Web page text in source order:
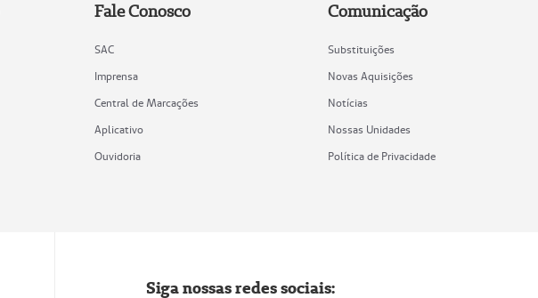
Fale Conosco
SAC
Imprensa
Central de Marcações
Aplicativo
Ouvidoria
Comunicação
Substituições
Novas Aquisições
Notícias
Nossas Unidades
Política de Privacidade
Siga nossas redes sociais: